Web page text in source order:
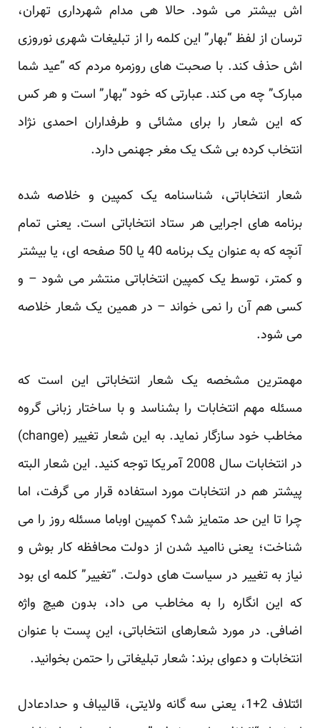
اش بیشتر می شود. حالا هی مدام شهرداری تهران،
ترسان از لفظ “بهار” این کلمه را از تبلیغات شهری نوروزی
اش حذف کند. با صحبت های روزمره مردم که “عید شما
مبارک” چه می کند. عبارتی که خود “بهار” است و هر کس
که این شعار را برای مشائی و طرفداران احمدی نژاد
انتخاب کرده بی شک یک مغر جهنمی دارد.
شعار انتخاباتی، شناسنامه یک کمپین و خلاصه شده
برنامه های اجرایی هر ستاد انتخاباتی است. یعنی تمام
آنچه که به عنوان یک برنامه 40 یا 50 صفحه ای، یا بیشتر
و کمتر، توسط یک کمپین انتخاباتی منتشر می شود – و
کسی هم آن را نمی خواند – در همین یک شعار خلاصه
می شود.
مهمترین مشخصه یک شعار انتخاباتی این است که
مسئله مهم انتخابات را بشناسد و با ساختار زبانی گروه
مخاطب خود سازگار نماید. به این شعار تغییر (change)
در انتخابات سال 2008 آمریکا توجه کنید. این شعار البته
پیشتر هم در انتخابات مورد استفاده قرار می گرفت، اما
چرا تا این حد متمایز شد؟ کمپین اوباما مسئله روز را می
شناخت؛ یعنی ناامید شدن از دولت محافظه کار بوش و
نیاز به تغییر در سیاست های دولت. “تغییر” کلمه ای بود
که این انگاره را به مخاطب می داد، بدون هیچ واژه
اضافی. در مورد شعارهای انتخاباتی، این پست با عنوان
انتخابات و دعوای برند: شعار تبلیغاتی را حتمن بخوانید.
ائتلاف 2+1، یعنی سه گانه ولایتی، قالیباف و حدادعادل